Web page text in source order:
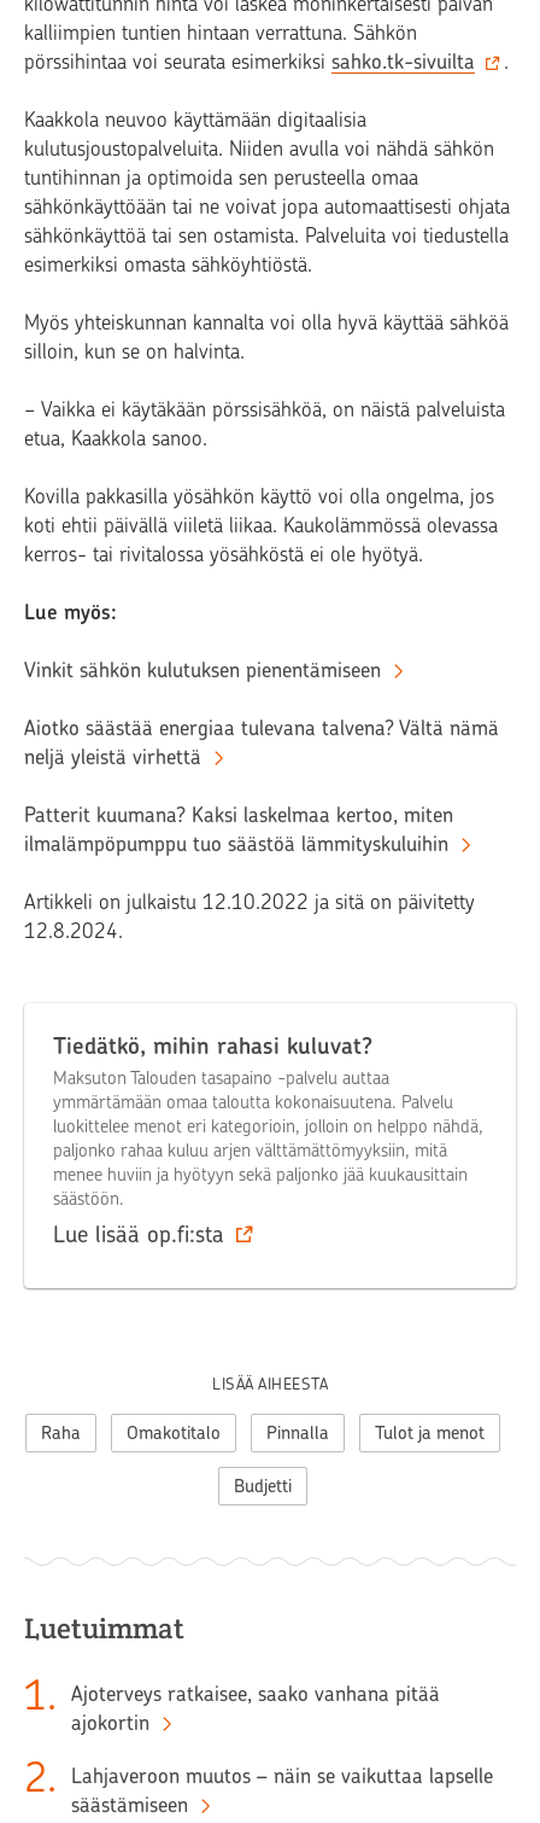
kalliimpien tuntien hintaan verrattuna. Sähkön
pörssihintaa voi seurata esimerkiksi sahko.tk-sivuilta .
Kaakkola neuvoo käyttämään digitaalisia
kulutusjoustopalveluita. Niiden avulla voi nähdä sähkön
tuntihinnan ja optimoida sen perusteella omaa
sähkönkäyttöään tai ne voivat jopa automaattisesti ohjata
sähkönkäyttöä tai sen ostamista. Palveluita voi tiedustella
esimerkiksi omasta sähköyhtiöstä.
Myös yhteiskunnan kannalta voi olla hyvä käyttää sähköä
silloin, kun se on halvinta.
− Vaikka ei käytäkään pörssisähköä, on näistä palveluista
etua, Kaakkola sanoo.
Kovilla pakkasilla yösähkön käyttö voi olla ongelma, jos
koti ehtii päivällä viiletä liikaa. Kaukolämmössä olevassa
kerros- tai rivitalossa yösähköstä ei ole hyötyä.
Lue myös:
Vinkit sähkön kulutuksen pienentämiseen
Aiotko säästää energiaa tulevana talvena? Vältä nämä
neljä yleistä virhettä
Patterit kuumana? Kaksi laskelmaa kertoo, miten
ilmalämpöpumppu tuo säästöä lämmityskuluihin
Artikkeli on julkaistu 12.10.2022 ja sitä on päivitetty
12.8.2024.
Tiedätkö, mihin rahasi kuluvat?
Maksuton Talouden tasapaino -palvelu auttaa
ymmärtämään omaa taloutta kokonaisuutena. Palvelu
luokittelee menot eri kategorioin, jolloin on helppo nähdä,
paljonko rahaa kuluu arjen välttämättömyyksiin, mitä
menee huviin ja hyötyyn sekä paljonko jää kuukausittain
säästöön.
Lue lisää op.fi:sta
LISÄÄ AIHEESTA
Raha Omakotitalo Pinnalla Tulot ja menot
Budjetti
Luetuimmat
1.
Ajoterveys ratkaisee, saako vanhana pitää
ajokortin
2.
Lahjaveroon muutos – näin se vaikuttaa lapselle
säästämiseen